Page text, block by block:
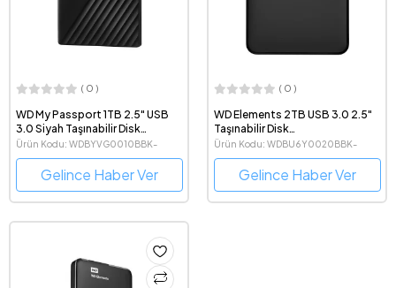
( 0 )
WD My Passport 1TB 2.5" USB
3.0 Siyah Taşınabilir Disk
(WDBYVG0010BBK-WESN)
Ürün Kodu: WDBYVG0010BBK-
WESN
Gelince Haber Ver
( 0 )
WD Elements 2TB USB 3.0 2.5"
Taşınabilir Disk
(WDBU6Y0020BBK-WESN)
Ürün Kodu: WDBU6Y0020BBK-
WESN
Gelince Haber Ver